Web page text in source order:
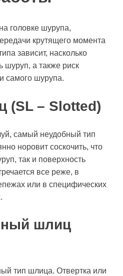
головке шурупа,
крутящего момента
зависит, насколько
шуруп, а также риск
самого шурупа.
(SL – Slotted)
самый неудобный тип
норовит соскочить, что
так и поверхность
все реже, в
или в специфических
шлиц
тип шлица. Отвертка или